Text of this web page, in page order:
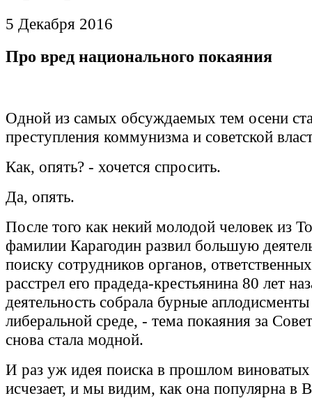
5 Декабря 2016
Про вред национального покаяния
Одной из самых обсуждаемых тем осени
преступления коммунизма и советской
Как, опять? - хочется спросить.
Да, опять.
После того как некий молодой человек из
фамилии Карагодин развил большую
поиску сотрудников органов,
расстрел его прадеда-крестьянина 80 лет
деятельность собрала бурные
либеральной среде, - тема покаяния за
снова стала модной.
И раз уж идея поиска в прошлом виноватых
исчезает, и мы видим, как она популярна в